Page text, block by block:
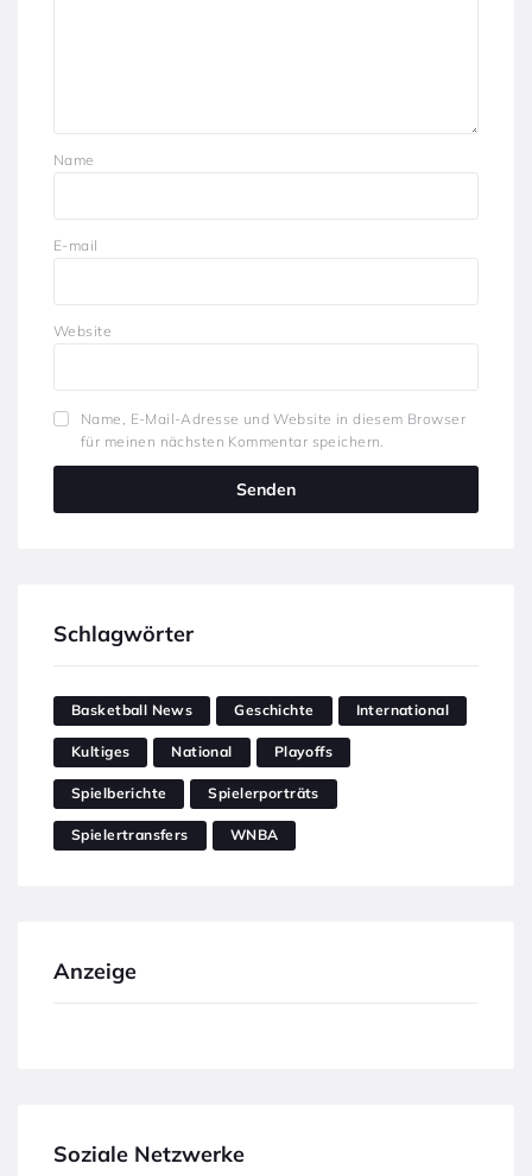
Name
E-mail
Website
Name, E-Mail-Adresse und Website in diesem Browser
für meinen nächsten Kommentar speichern.
Schlagwörter
Basketball News Geschichte International
Kultiges National Playoffs
Spielberichte Spielerporträts
Spielertransfers WNBA
Anzeige
Soziale Netzwerke